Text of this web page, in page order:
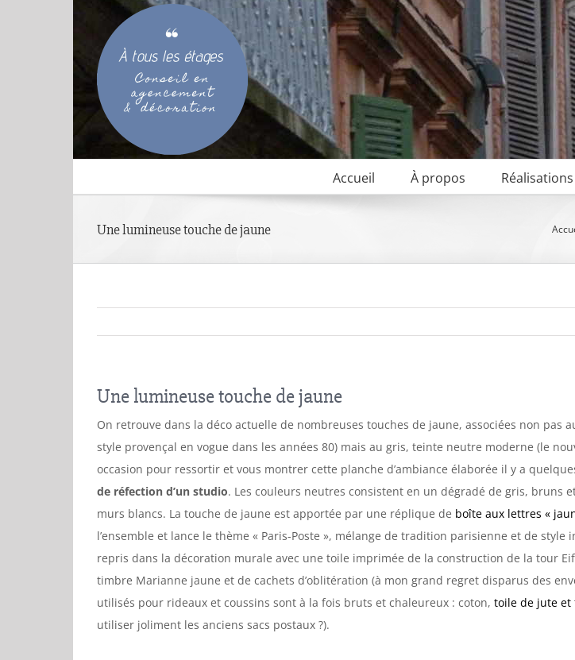
Accueil À propos Réalisations
Une lumineuse touche de jaune
Une lumineuse touche de jaune
On retrouve dans la déco actuelle de nombreuses touches de jaune, associées non pas
style provençal en vogue dans les années 80) mais au gris, teinte neutre moderne (le
occasion pour ressortir et vous montrer cette planche d’ambiance élaborée il y a
de réfection d’un studio. Les couleurs neutres consistent en un dégradé de gris, bruns
murs blancs. La touche de jaune est apportée par une réplique de boîte aux lettres «
l’ensemble et lance le thème « Paris-Poste », mélange de tradition parisienne et de style
repris dans la décoration murale avec une toile imprimée de la construction de la tour
timbre Marianne jaune et de cachets d’oblitération (à mon grand regret disparus des
utilisés pour rideaux et coussins sont à la fois bruts et chaleureux : coton, toile de jute et
utiliser joliment les anciens sacs postaux ?).